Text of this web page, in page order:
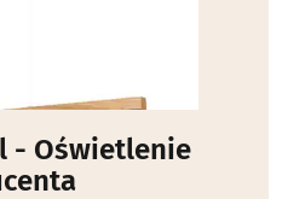
- Oświetlenie